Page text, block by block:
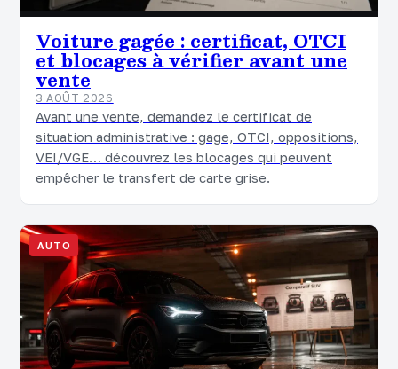
Voiture gagée : certificat, OTCI
et blocages à vérifier avant une
vente
3 AOÛT 2026
Avant une vente, demandez le certificat de
situation administrative : gage, OTCI, oppositions,
VEI/VGE… découvrez les blocages qui peuvent
empêcher le transfert de carte grise.
AUTO